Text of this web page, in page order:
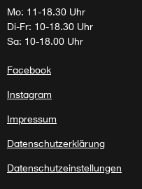
Mo: 11-18.30 Uhr
Di-Fr: 10-18.30 Uhr
Sa: 10-18.00 Uhr
Facebook
Instagram
Impressum
Datenschutzerklärung
Datenschutzeinstellungen